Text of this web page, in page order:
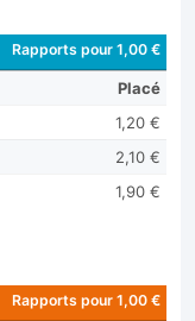
Rapports pour 1,00 €
Placé
1,20 €
2,10 €
1,90 €
Rapports pour 1,00 €